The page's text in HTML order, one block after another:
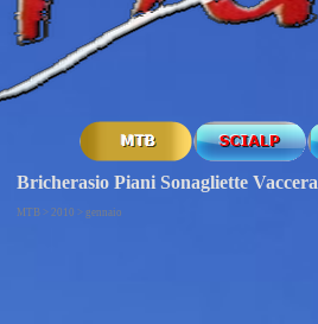
Bricherasio Piani Sonagliette Vaccera
MTB > 2010 > gennaio